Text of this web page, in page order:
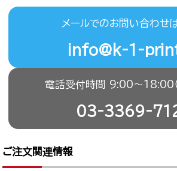
メールでのお問い合わせ
info@k-1-
電話受付時間 9:00〜18:00（
03-3369-
ご注文関連情報